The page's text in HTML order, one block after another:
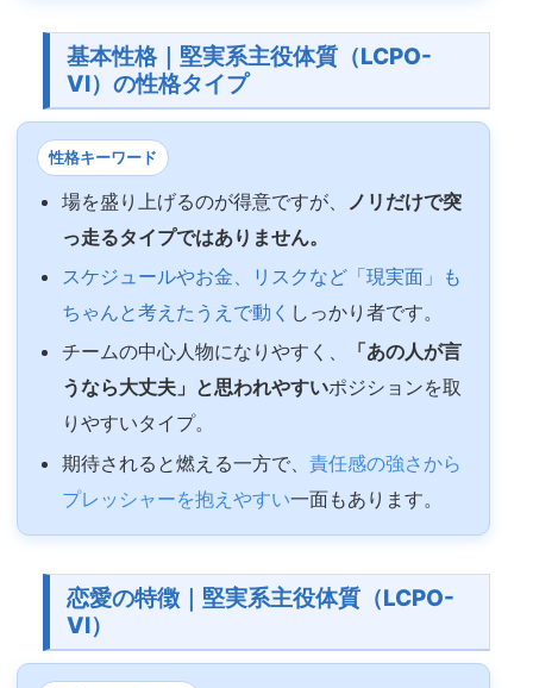
基本性格｜堅実系主役体質（LCPO-
VI）の性格タイプ
性格キーワード
場を盛り上げるのが得意ですが、
ノリだけで突
っ走るタイプではありません。
スケジュールやお金、リスクなど「現実面」も
ちゃんと考えたうえで動く しっかり者です。
チームの中心人物になりやすく、
「あの人が言
うなら大丈夫」と思われやすいポジションを取
りやすいタイプ。
期待されると燃える一方で、責任感の強さから
プレッシャーを抱えやすい一面もあります。
恋愛の特徴｜堅実系主役体質（LCPO-
VI）